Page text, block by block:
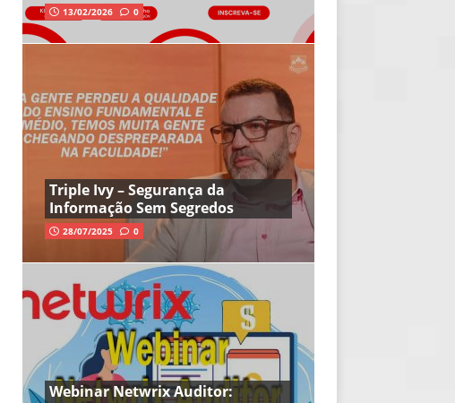
13/02/2026 0
Triple Ivy – Segurança da
Informação Sem Segredos
28/07/2025 0
Webinar Netwrix Auditor: